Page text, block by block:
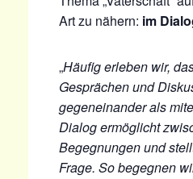
Art zu nähern: im
„Häufig erleben wir,
Gesprächen und
gegeneinander als
Dialog ermöglicht
Begegnungen und
Frage. So begegnen